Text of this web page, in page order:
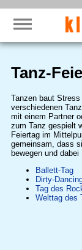
Tanz-
Tanzen baut
verschiedenen
mit einem Partner
zum Tanz gespielt
Feiertag im
gemeinsam, dass
bewegen und dabei
Ballett-Tag
Dirty-
Tag des
Welttag des